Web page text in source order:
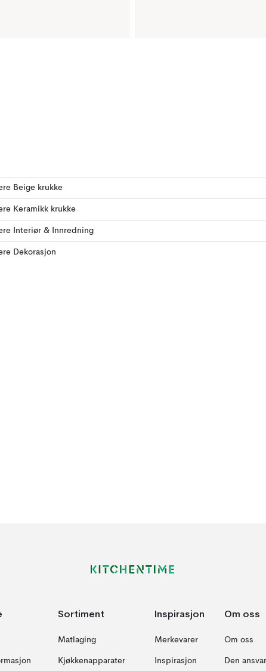
Beige krukke
Keramikk krukke
Interiør & Innredning
Dekorasjon
Sortiment
Matlaging
Kjøkkenapparater
Inspirasjon
Merkevarer
Inspirasjon
Om oss
Om oss
Den